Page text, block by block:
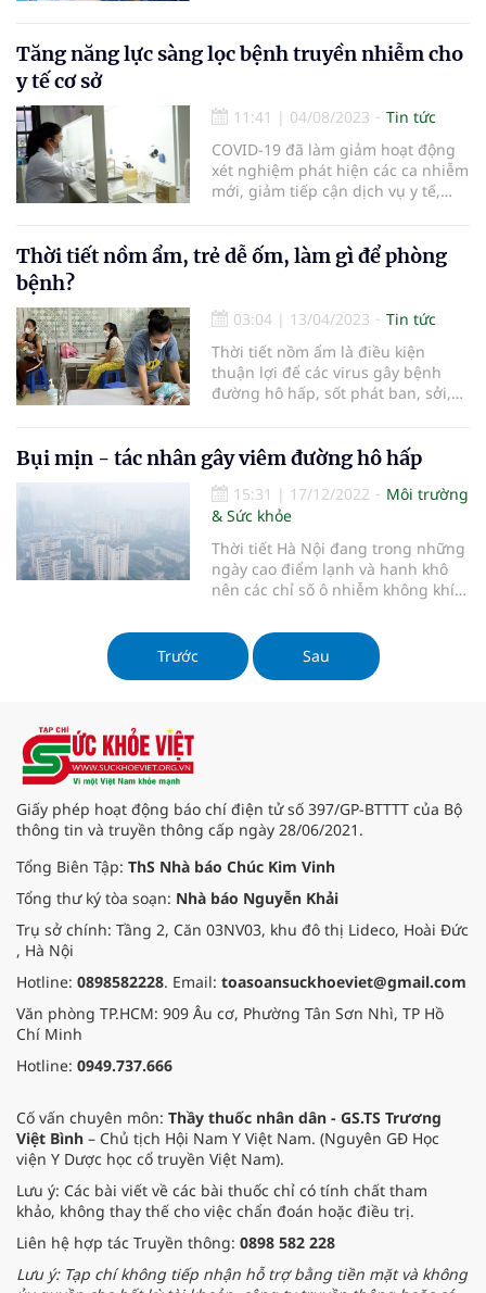
Tăng năng lực sàng lọc bệnh truyền nhiễm cho
y tế cơ sở
11:41 | 04/08/2023
Tin tức
COVID-19 đã làm giảm hoạt động
xét nghiệm phát hiện các ca nhiễm
mới, giảm tiếp cận dịch vụ y tế,
Thời tiết nồm ẩm, trẻ dễ ốm, làm gì để phòng
bệnh?
03:04 | 13/04/2023
Tin tức
Thời tiết nồm ẩm là điều kiện
thuận lợi để các virus gây bệnh
đường hô hấp, sốt phát ban, sởi,
Bụi mịn - tác nhân gây viêm đường hô hấp
15:31 | 17/12/2022
Môi trường
& Sức khỏe
Thời tiết Hà Nội đang trong những
ngày cao điểm lạnh và hanh khô
nên các chỉ số ô nhiễm không khí
với đó, từ tháng 11 đến nay tại
TPHCM kết quả quan trắc không
khí của Sở Tài nguyên và Môi
Trước Sau
Giấy phép hoạt động báo chí điện tử số 397/GP-BTTTT của Bộ
thông tin và truyền thông cấp ngày 28/06/2021.
Tổng Biên Tập: ThS Nhà báo Chúc Kim Vinh
Tổng thư ký tòa soạn: Nhà báo Nguyễn Khải
Trụ sở chính: Tầng 2, Căn 03NV03, khu đô thị Lideco, Hoài Đức
, Hà Nội
Hotline: 0898582228. Email: toasoansuckhoeviet@gmail.com
Văn phòng TP.HCM: 909 Âu cơ, Phường Tân Sơn Nhì, TP Hồ
Chí Minh
Hotline: 0949.737.666
Cố vấn chuyên môn: Thầy thuốc nhân dân - GS.TS Trương
Việt Bình – Chủ tịch Hội Nam Y Việt Nam. (Nguyên GĐ Học
viện Y Dược học cổ truyền Việt Nam).
Lưu ý: Các bài viết về các bài thuốc chỉ có tính chất tham
khảo, không thay thế cho việc chẩn đoán hoặc điều trị.
Liên hệ hợp tác Truyền thông: 0898 582 228
Lưu ý: Tạp chí không tiếp nhận hỗ trợ bằng tiền mặt và không